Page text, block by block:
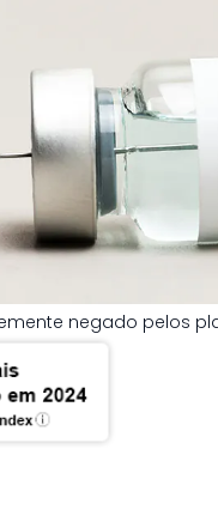
negado pelos